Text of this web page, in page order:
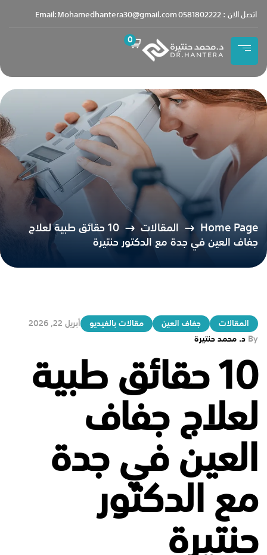
اتصل الان : 0581802222 Email:Mohamedhantera30@gmail.com
0
Home Page المقالات
10 حقائق طبية لعلاج
جفاف العين في جدة مع الدكتور حنتيرة
المقالات جفاف العين مقالات بالفيديو
أبريل 22, 2026
By د. محمد حنتيرة
10 حقائق طبية
لعلاج جفاف
العين في جدة
مع الدكتور
حنتيرة